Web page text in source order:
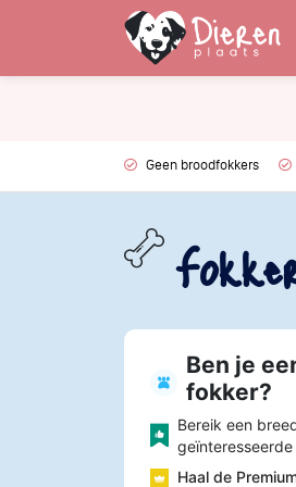
Geen broodfokkers
Ben je
fokker?
Bereik een
Haal de